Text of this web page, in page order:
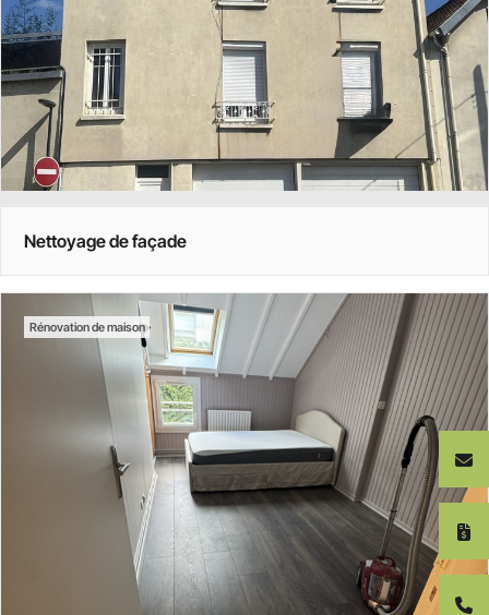
Nettoyage de façade
Rénovation de maison